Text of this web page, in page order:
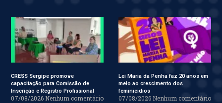
CRESS Sergipe promove
capacitação para Comissão de
Inscrição e Registro Profissional
07/08/2026 Nenhum comentário
Lei Maria da Penha faz 20 anos em
meio ao crescimento dos
feminicídios
07/08/2026 Nenhum comentário